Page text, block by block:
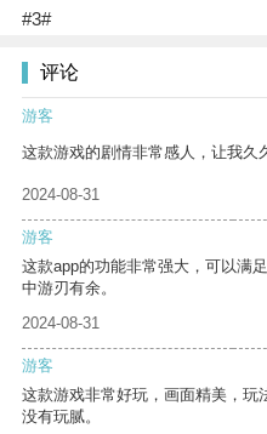
#3#
评论
游客
这款游戏的剧情非常感人，让我久
2024-08-31
游客
这款app的功能非常强大，可以满
中游刃有余。
2024-08-31
游客
这款游戏非常好玩，画面精美，玩
没有玩腻。